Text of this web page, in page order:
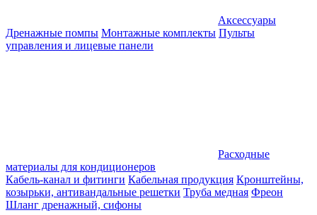
Аксессуары
Дренажные помпы Монтажные комплекты Пульты
управления и лицевые панели
Расходные
материалы для кондиционеров
Кабель-канал и фитинги Кабельная продукция Кронштейны,
козырьки, антивандальные решетки Труба медная Фреон
Шланг дренажный, сифоны